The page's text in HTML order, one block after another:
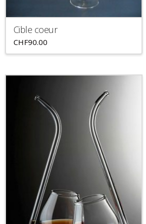
Cible coeur
CHF90.00